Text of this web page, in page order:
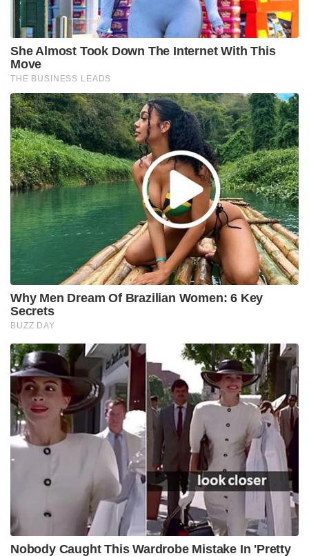
She Almost Took Down The Internet With This
Move
THE BUSINESS LEADS
Why Men Dream Of Brazilian Women: 6 Key
Secrets
BUZZ DAY
Nobody Caught This Wardrobe Mistake In 'Pretty